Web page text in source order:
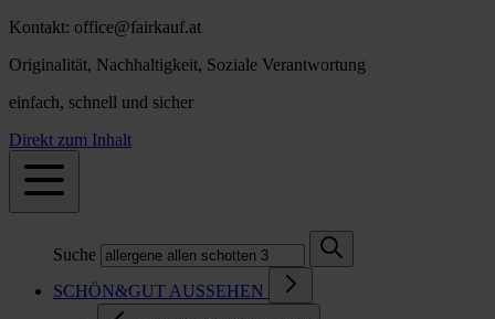
Kontakt: office@fairkauf.at
Originalität, Nachhaltigkeit, Soziale Verantwortung
einfach, schnell und sicher
Direkt zum Inhalt
Suche
SCHÖN&GUT AUSSEHEN